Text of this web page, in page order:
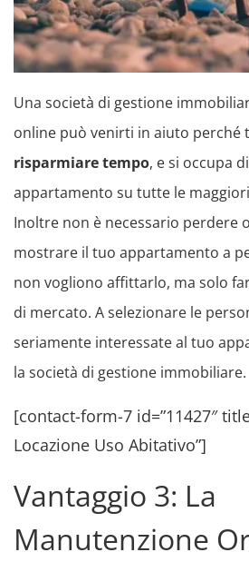
Una società di gestione
online può venirti in aiuto perché
risparmiare tempo, e si occupa
appartamento su tutte le
Inoltre non è necessario perdere
mostrare il tuo appartamento a
non vogliono affittarlo, ma solo
di mercato. A selezionare le
seriamente interessate al tuo
la società di gestione immobiliare.
[contact-form-7 id=”11427″
Locazione Uso Abitativo”]
Vantaggio 3: La
Manutenzione